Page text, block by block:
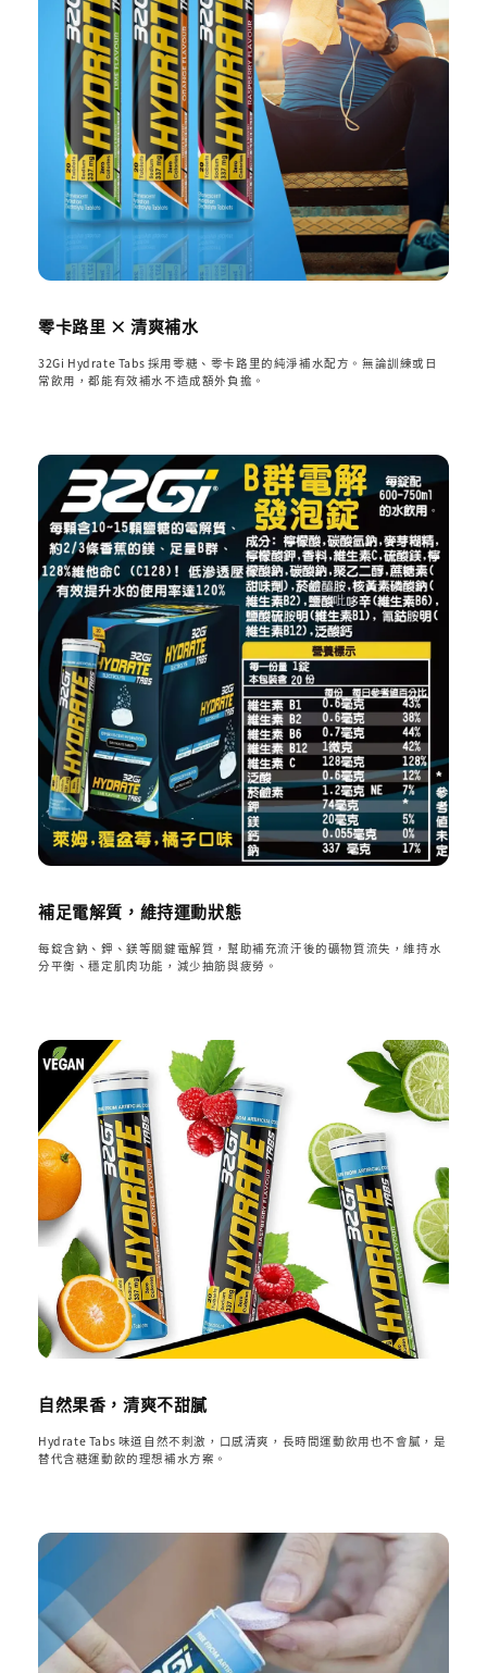
零卡路里 × 清爽補水
32Gi Hydrate Tabs 採用零糖、零卡路里的純淨補水配方。無論訓練或日
常飲用，都能有效補水不造成額外負擔。
補足電解質，維持運動狀態
每錠含鈉、鉀、鎂等關鍵電解質，幫助補充流汗後的礦物質流失，維持水
分平衡、穩定肌肉功能，減少抽筋與疲勞。
自然果香，清爽不甜膩
Hydrate Tabs 味道自然不刺激，口感清爽，長時間運動飲用也不會膩，是
替代含糖運動飲的理想補水方案。